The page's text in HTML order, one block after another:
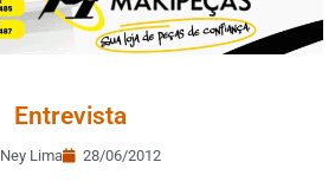
Entrevista
Ney Lima 28/06/2012